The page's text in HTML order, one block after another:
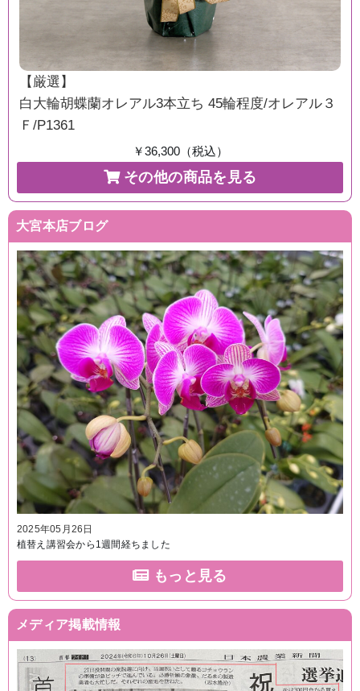
【厳選】
白大輪胡蝶蘭オレアル3本立ち 45輪程度/オレアル３
Ｆ/P1361
￥36,300（税込）
その他の商品を見る
大宮本店ブログ
2025年05月26日
植替え講習会から1週間経ちました
もっと見る
メディア掲載情報